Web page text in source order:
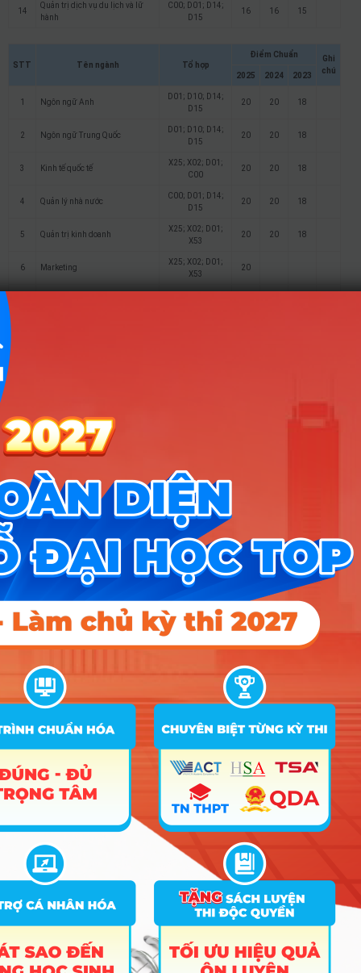
14
Quản trị dịch vụ du lịch và lữ
hành
C00; D01; D14;
D15
16 16 15
STT Tên ngành Tổ hợp
Điểm Chuẩn
Ghi
chú
2025 2024 2023
1 Ngôn ngữ Anh
D01; D10; D14;
D15
20 20 18
2 Ngôn ngữ Trung Quốc
D01; D10; D14;
D15
20 20 18
3 Kinh tế quốc tế
X25; X02; D01;
C00
20 20 18
4 Quản lý nhà nước
C00; D01; D14;
D15
20 20 18
5 Quản trị kinh doanh
X25; X02; D01;
X53
20 20 18
6 Marketing
X25; X02; D01;
X53
20
11 Luật
D14
13
Logistics và quản lý chuỗi cung
A00; A01; D01;
X22
hành
C00; D01; D14;
D15
Hướng nghiệp
ĐĂNG KÝ NGAY
Công cụ
Trắc nghiệm MBTI
Tra cứu đề án tuyển sinh
Tư vấn hướng nghiệp
Tin tức
Tin giáo dục nổi bật
Tin tuyển sinh vào 10